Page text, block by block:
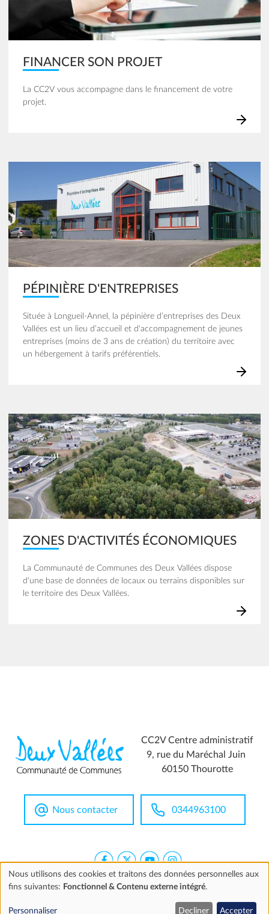
FINANCER SON PROJET
La CC2V vous accompagne dans le financement de votre
projet.
PÉPINIÈRE D'ENTREPRISES
Située à Longueil-Annel, la pépinière d’entreprises des Deux
Vallées est un lieu d’accueil et d'accompagnement de jeunes
entreprises (moins de 3 ans de création) du territoire avec
un hébergement à tarifs préférentiels.
Image
ZONES D'ACTIVITÉS ÉCONOMIQUES
La Communauté de Communes des Deux Vallées dispose
d'une base de données de locaux ou terrains disponibles sur
le territoire des Deux Vallées.
CC2V Centre administratif
9, rue du Maréchal Juin
60150 Thourotte
Nous contacter 0344963100
Accessibilité
Marchés publics
Utilisation
Nous utilisons des cookies et traitons des données personnelles aux
fins suivantes: Fonctionnel & Contenu externe intégré.
Personnaliser Decliner Accepter